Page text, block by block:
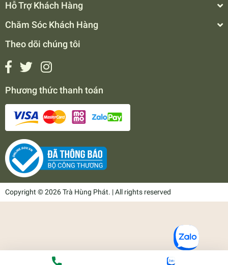
Hỗ Trợ Khách Hàng
Chăm Sóc Khách Hàng
Theo dõi chúng tôi
Phương thức thanh toán
Copyright © 2026 Trà Hùng Phát. | All rights reserved